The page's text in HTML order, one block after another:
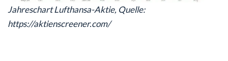
Jahreschart Lufthansa-Aktie, Quelle:
https://aktienscreener.com/